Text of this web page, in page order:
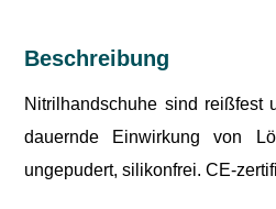
Beschreibung
Nitrilhandschuhe sind reißfest
dauernde Einwirkung von
ungepudert, silikonfrei. CE-